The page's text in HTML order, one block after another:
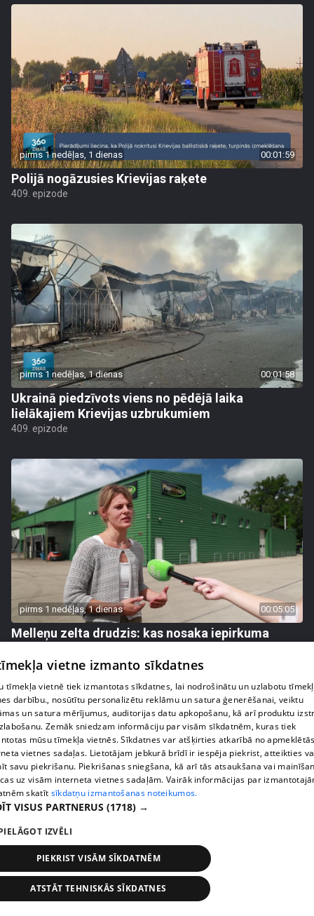
pirms 1 nedēļas, 1 dienas 00:01:59
Polijā nogāzusies Krievijas raķete
409. epizode
pirms 1 nedēļas, 1 dienas 00:01:58
Ukrainā piedzīvots viens no pēdējā laika
lielākajiem Krievijas uzbrukumiem
409. epizode
pirms 1 nedēļas, 1 dienas 00:05:05
Melleņu zelta drudzis: kas nosaka iepirkuma
409. epizode
pirms 1 nedēļas, 1 dienas
Ogas un sēnes šogad dārgākas, bet uzpirkšanas
punktos to krietni mazāk
vietne izmanto sīkdatnes
tīmekļa vietnē tiek izmantotas sīkdatnes, lai nodrošinātu un uzlabotu
darbību., nosūtītu personalizētu reklāmu un satura ģenerēšanai, veiktu
un satura mērījumus, auditorijas datu apkopošanu, kā arī produktu
Zemāk sniedzam informāciju par visām sīkdatnēm, kuras tiek
mūsu tīmekļa vietnēs. Sīkdatnes var atšķirties atkarībā no
vietnes sadaļas. Lietotājam jebkurā brīdī ir iespēja piekrist, atteikties
savu piekrišanu. Piekrišanas sniegšana, kā arī tās atsaukšana vai
uz visām interneta vietnes sadaļām. Vairāk informācijas par
skatīt sīkdatņu izmantošanas noteikumos.
VISUS PARTNERUS (1718) →
IZVĒLI
PIEKRIST VISĀM SĪKDATNĒM
ATSTĀT TEHNISKĀS SĪKDATNES